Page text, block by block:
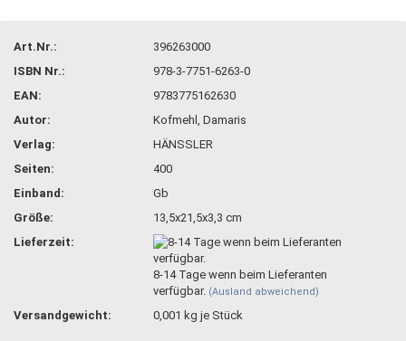
Art.Nr.:
396263000
ISBN Nr.:
978-3-7751-6263-0
EAN:
9783775162630
Autor:
Kofmehl, Damaris
Verlag:
HÄNSSLER
Seiten:
400
Einband:
Gb
Größe:
13,5x21,5x3,3 cm
Lieferzeit:
8-14 Tage wenn beim Lieferanten
verfügbar. (Ausland abweichend)
Versandgewicht: 0,001 kg je Stück